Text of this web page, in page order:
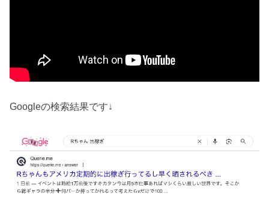
Googleの検索結果です↓